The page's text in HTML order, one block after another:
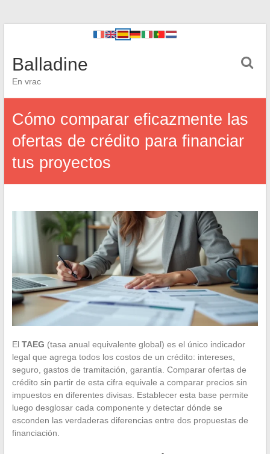
Balladine
En vrac
Cómo comparar eficazmente las
ofertas de crédito para financiar
tus proyectos
El TAEG (tasa anual equivalente global) es el único indicador
legal que agrega todos los costos de un crédito: intereses,
seguro, gastos de tramitación, garantía. Comparar ofertas de
crédito sin partir de esta cifra equivale a comparar precios sin
impuestos en diferentes divisas. Establecer esta base permite
luego desglosar cada componente y detectar dónde se
esconden las verdaderas diferencias entre dos propuestas de
financiación.